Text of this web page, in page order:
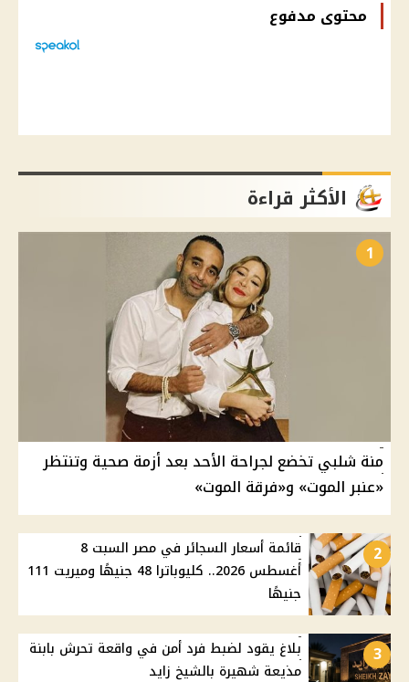
محتوى مدفوع
الأكثر قراءة
1
منة شلبي تخضع لجراحة الأحد بعد أزمة صحية وتنتظر
«عنبر الموت» و«فرقة الموت»
2
قائمة أسعار السجائر في مصر السبت 8
أغسطس 2026.. كليوباترا 48 جنيهًا وميريت 111
جنيهًا
3
بلاغ يقود لضبط فرد أمن في واقعة تحرش بابنة
مذيعة شهيرة بالشيخ زايد